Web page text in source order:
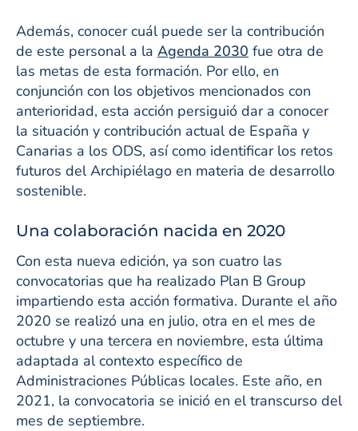
Además, conocer cuál puede ser la contribución
de este personal a la Agenda 2030 fue otra de
las metas de esta formación. Por ello, en
conjunción con los objetivos mencionados con
anterioridad, esta acción persiguió dar a conocer
la situación y contribución actual de España y
Canarias a los ODS, así como identificar los retos
futuros del Archipiélago en materia de desarrollo
sostenible.
Una colaboración nacida en 2020
Con esta nueva edición, ya son cuatro las
convocatorias que ha realizado Plan B Group
impartiendo esta acción formativa. Durante el año
2020 se realizó una en julio, otra en el mes de
octubre y una tercera en noviembre, esta última
adaptada al contexto específico de
Administraciones Públicas locales. Este año, en
2021, la convocatoria se inició en el transcurso del
mes de septiembre.